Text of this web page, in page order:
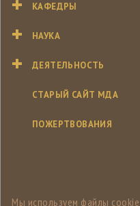
КАФЕДРЫ
НАУКА
ДЕЯТЕЛЬНОСТЬ
СТАРЫЙ САЙТ МДА
ПОЖЕРТВОВАНИЯ
Мы используем файлы